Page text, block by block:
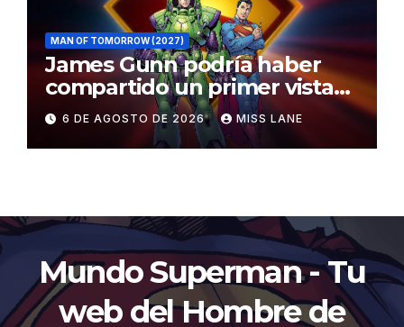
MAN OF TOMORROW (2027)
James Gunn podría haber
compartido un primer vistazo
al traje de Brainiac
6 DE AGOSTO DE 2026 MISS LANE
Mundo Superman - Tu
web del Hombre de